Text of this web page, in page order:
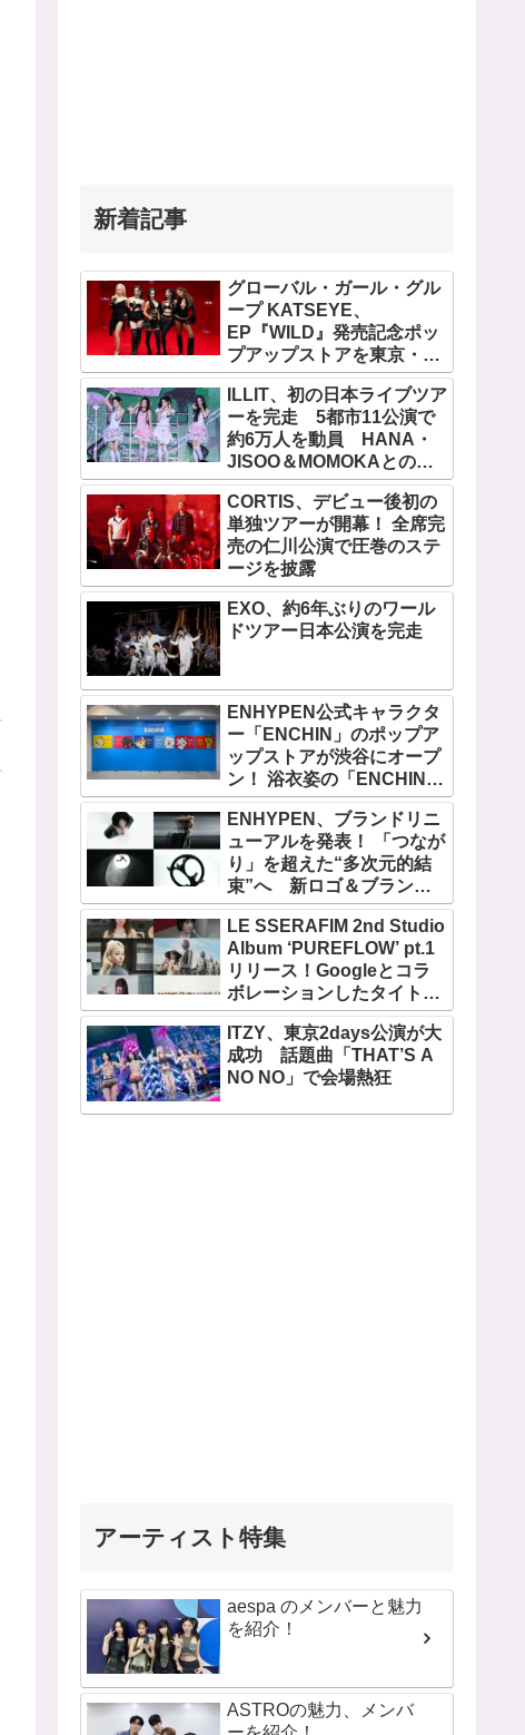
新着記事
グローバル・ガール・グル
ープ KATSEYE、
EP『WILD』発売記念ポッ
プアップストアを東京・原
宿で開催 限定グッズも登
場ILLIT、初の日本ライブツア
ーを完走 5都市11公演で
約6万人を動員 HANA・
JISOO＆MOMOKAとのス
ペシャルコラボも実現
CORTIS、デビュー後初の
単独ツアーが開幕！ 全席完
売の仁川公演で圧巻のステ
ージを披露
EXO、約6年ぶりのワール
ドツアー日本公演を完走
ENHYPEN公式キャラクタ
ー「ENCHIN」のポップア
ップストアが渋谷にオープ
ン！ 浴衣姿の「ENCHIN」
が登場
ENHYPEN、ブランドリニ
ューアルを発表！ 「つなが
り」を超えた“多次元的結
束”へ 新ロゴ＆ブランド
フィルム公開
LE SSERAFIM 2nd Studio
Album ‘PUREFLOW’ pt.1
リリース！Googleとコラ
ボレーションしたタイトル
曲「BOOMPALA」MVも公
開
ITZY、東京2days公演が大
成功 話題曲「THAT’S A
NO NO」で会場熱狂
アーティスト特集
aespa のメンバーと魅力
を紹介！
ASTROの魅力、メンバ